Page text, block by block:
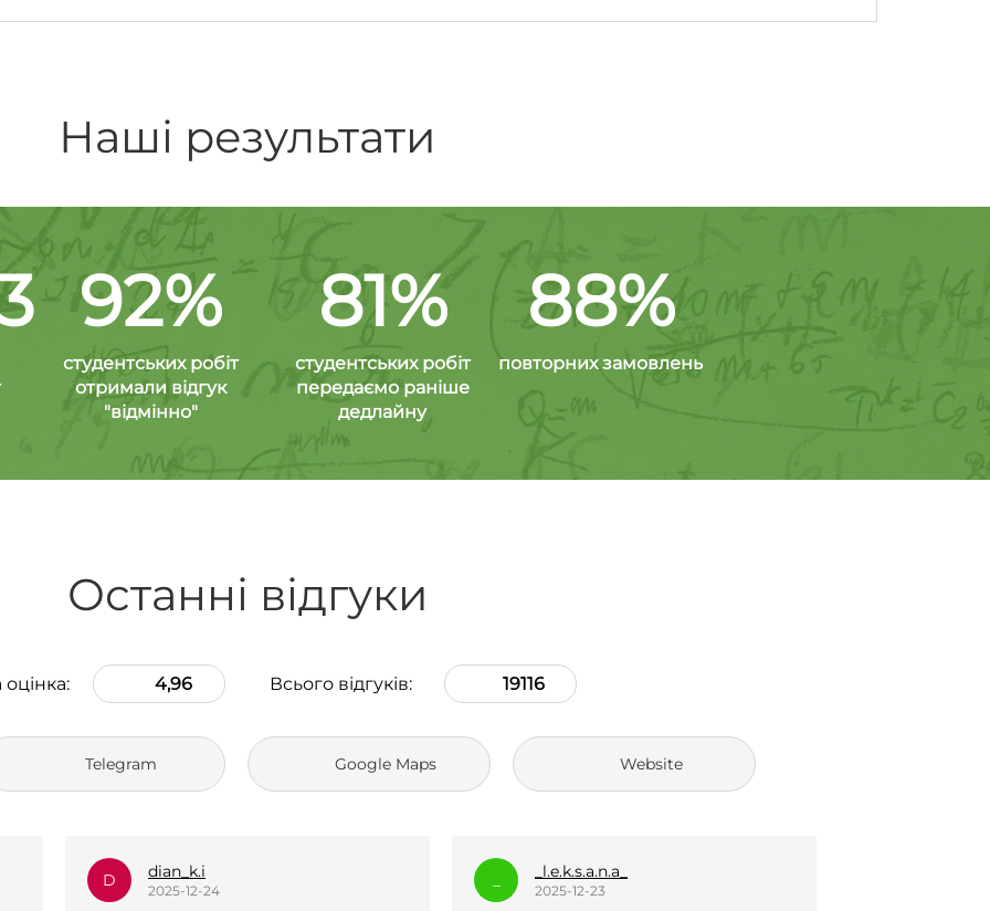
Наші результати
92%
студентських робіт
отримали відгук
"відмінно"
81%
студентських робіт
передаємо раніше
дедлайну
88%
повторних замовлень
Останні відгуки
4,96 Всього відгуків: 19116
Telegram Google Maps Website
_ _l.e.k.s.a.n.a_
2025-12-23
S savitskij_v
2025-12-23